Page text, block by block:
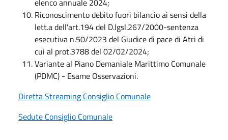
Riconoscimento debito fuori bilancio ai sensi della
lett.a dell'art.194 del D.lgsl.267/2000-sentenza
esecutiva n.50/2023 del Giudice di pace di Atri di
cui al prot.3788 del 02/02/2024;
Variante al Piano Demaniale Marittimo Comunale
(PDMC) - Esame Osservazioni.
Diretta Streaming Consiglio Comunale
Sedute Consiglio Comunale